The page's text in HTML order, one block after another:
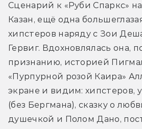
Сценарий к «Руби Спаркс»
Казан, ещё одна
хипстеров наряду с Зои
Гервиг. Вдохновлялась она,
признанию, историей
«Пурпурной розой Каира»
экране и видим: хипстеров,
(без Бергмана), сказку о
душечкой и Полом Дано,